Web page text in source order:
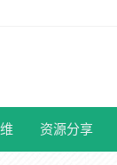
资源分享